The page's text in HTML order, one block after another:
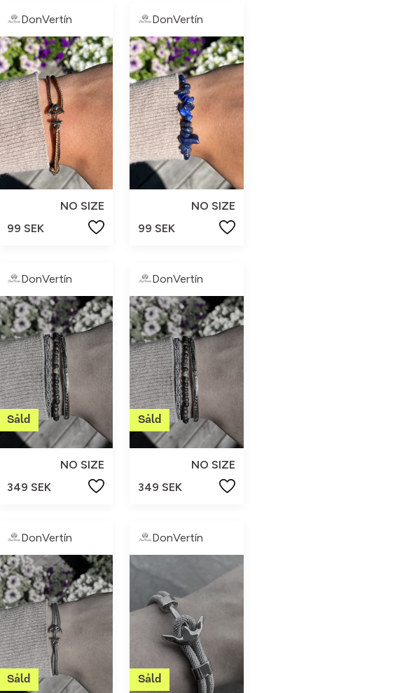
DonVertín
NO SIZE
99 SEK
DonVertín
NO SIZE
99 SEK
DonVertín
NO SIZE
349 SEK
DonVertín
NO SIZE
349 SEK
DonVertín DonVertín